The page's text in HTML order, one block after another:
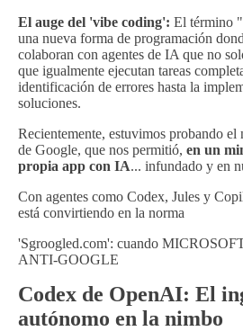
El auge del 'vibe coding': El término
una nueva forma de programación
colaboran con agentes de IA que no
que igualmente ejecutan tareas
identificación de errores hasta la
soluciones.
Recientemente, estuvimos probando el
de Google, que nos permitió, en un
propia app con IA... infundado y en
Con agentes como Codex, Jules y
está convirtiendo en la norma
'Sgroogled.com': cuando
ANTI-GOOGLE
Codex de OpenAI: El
autónomo en la nimbo